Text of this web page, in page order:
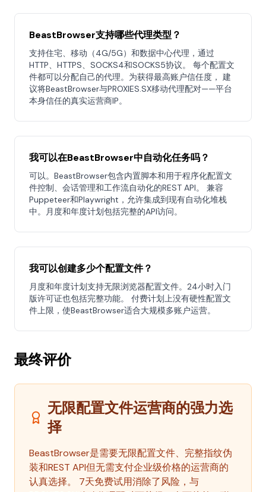
BeastBrowser支持哪些代理类型？
支持住宅、移动（4G/5G）和数据中心代理，通过
HTTP、HTTPS、SOCKS4和SOCKS5协议。 每个配置文
件都可以分配自己的代理。为获得最高账户信任度， 建
议将BeastBrowser与PROXIES.SX移动代理配对——平台
本身信任的真实运营商IP。
我可以在BeastBrowser中自动化任务吗？
可以。BeastBrowser包含内置脚本和用于程序化配置文
件控制、会话管理和工作流自动化的REST API。 兼容
Puppeteer和Playwright，允许集成到现有自动化堆栈
中。月度和年度计划包括完整的API访问。
我可以创建多少个配置文件？
月度和年度计划支持无限浏览器配置文件。24小时入门
版许可证也包括完整功能。 付费计划上没有硬性配置文
件上限，使BeastBrowser适合大规模多账户运营。
最终评价
无限配置文件运营商的强力选
择
BeastBrowser是需要无限配置文件、完整指纹伪
装和REST API但无需支付企业级价格的运营商的
认真选择。 7天免费试用消除了风险，与